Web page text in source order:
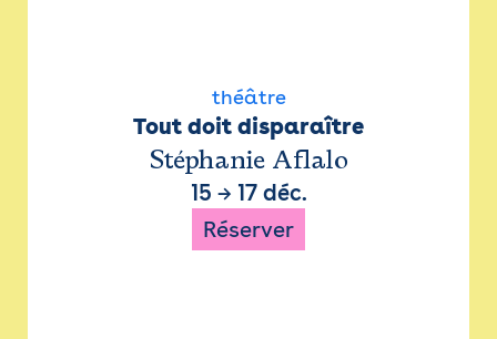
théâtre
Tout doit disparaître
Stéphanie Aflalo
15 → 17 déc.
Réserver